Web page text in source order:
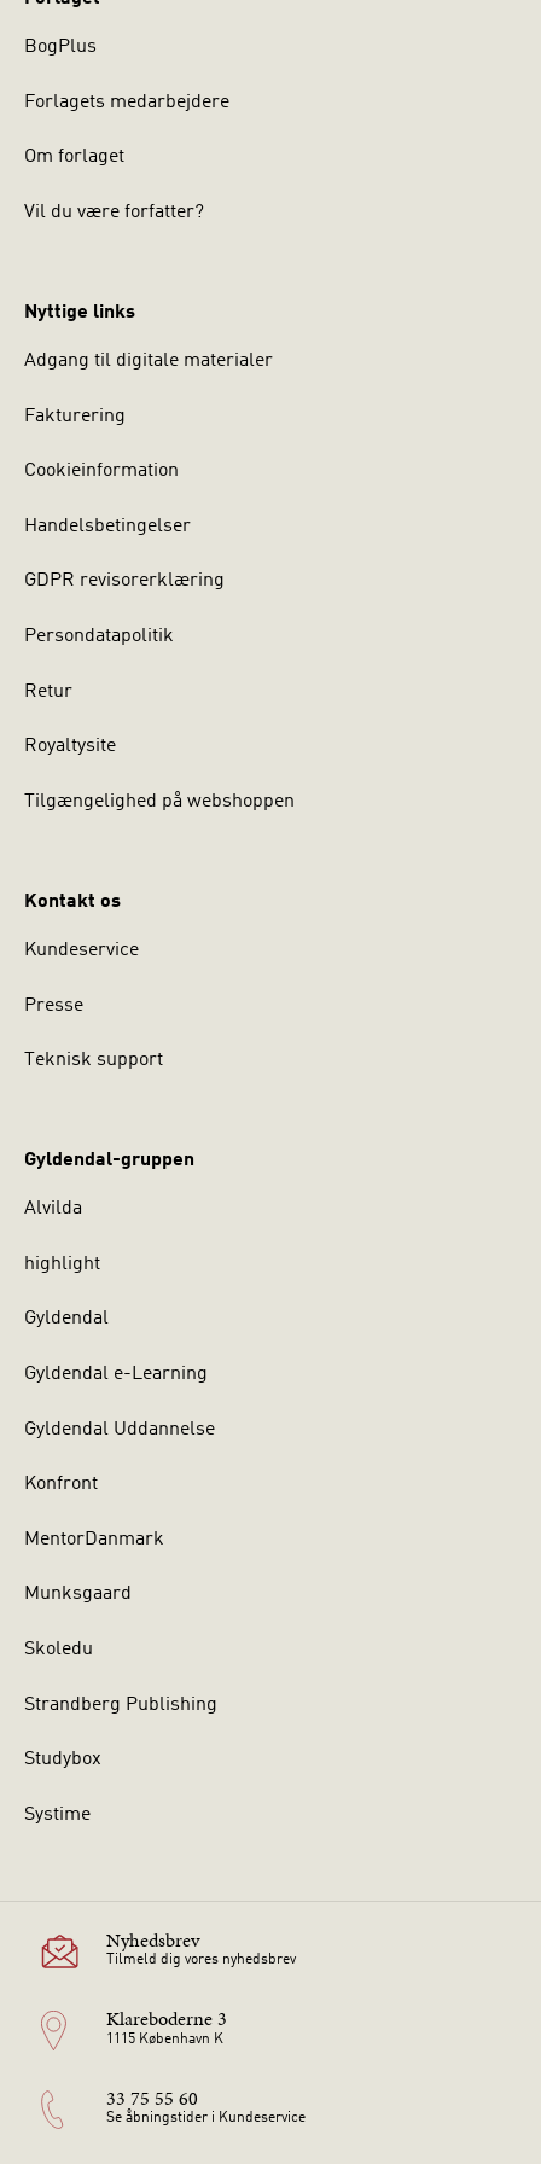
BogPlus
Forlagets medarbejdere
Om forlaget
Vil du være forfatter?
Nyttige links
Adgang til digitale materialer
Fakturering
Cookieinformation
Handelsbetingelser
GDPR revisorerklæring
Persondatapolitik
Retur
Royaltysite
Tilgængelighed på webshoppen
Kontakt os
Kundeservice
Presse
Teknisk support
Gyldendal-gruppen
Alvilda
highlight
Gyldendal
Gyldendal e-Learning
Gyldendal Uddannelse
Konfront
MentorDanmark
Munksgaard
Skoledu
Strandberg Publishing
Studybox
Systime
Nyhedsbrev
Tilmeld dig vores nyhedsbrev
Klareboderne 3
1115 København K
33 75 55 60
Se åbningstider i Kundeservice